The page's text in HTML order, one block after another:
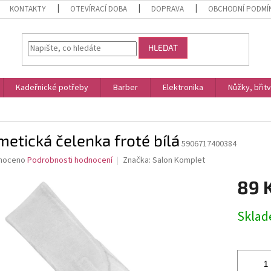
KONTAKTY OTEVÍRACÍ DOBA DOPRAVA OBCHODNÍ
HLEDAT
Kadeřnické potřeby Barber Elektronika Nůžky,
čelenka froté bílá 5906717400384
Podrobnosti hodnocení Značka: Salon Komplet
89
cena: